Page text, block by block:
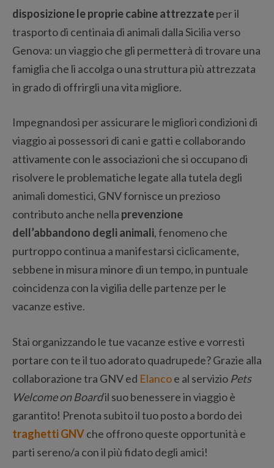
disposizione le proprie cabine attrezzateper il
trasporto di centinaia di animali dalla Sicilia verso
Genova: un viaggio che gli permetterà di trovare una
famiglia che li accolga o una struttura più attrezzata
in grado di offrirgli una vita migliore.
Impegnandosi per assicurare le migliori condizioni di
viaggio ai possessori di cani e gatti e collaborando
attivamente con le associazioni che si occupano di
risolvere le problematiche legate alla tutela degli
animali domestici, GNV fornisce un prezioso
contributo anche nella prevenzione
dell’abbandono degli animali, fenomeno che
purtroppo continua a manifestarsi ciclicamente,
sebbene in misura minore di un tempo, in puntuale
coincidenza con la vigilia delle partenze per le
vacanze estive.
Stai organizzando le tue vacanze estive e vorresti
portare con te il tuo adorato quadrupede? Grazie alla
collaborazione tra GNV ed Elancoe al servizio Pets
Welcome on Boardil suo benessere in viaggio è
garantito! Prenota subito il tuo posto a bordo dei
traghetti GNVche offrono queste opportunità e
parti sereno/a con il più fidato degli amici!